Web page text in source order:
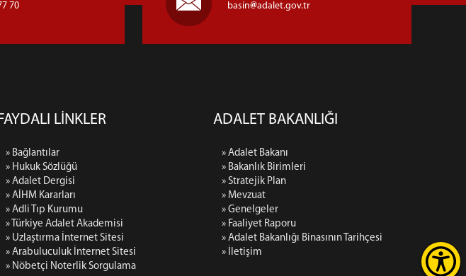
70 basin adalet.gov.tr
LİNKLER
» Bağlantılar
» Hukuk Sözlüğü
» Adalet Dergisi
» AİHM Kararları
» Adli Tıp Kurumu
» Türkiye Adalet Akademisi
» Uzlaştırma İnternet Sitesi
» Arabuluculuk İnternet Sitesi
» Nöbetçi Noterlik Sorgulama
ADALET BAKANLIĞI
» Adalet Bakanı
» Bakanlık Birimleri
» Stratejik Plan
» Mevzuat
» Genelgeler
» Faaliyet Raporu
» Adalet Bakanlığı Binasının Tarihçesi
» İletişim